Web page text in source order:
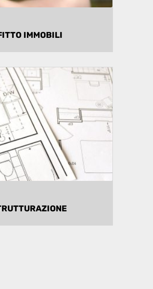
IMMOBILI
CHIAVI IN
MANO
in grado di offrire un
chiavi in
mano.